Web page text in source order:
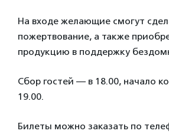
На входе желающие смогут
пожертвование, а также
продукцию в поддержку
Сбор гостей — в 18.00, начало
19.00.
Билеты можно заказать по